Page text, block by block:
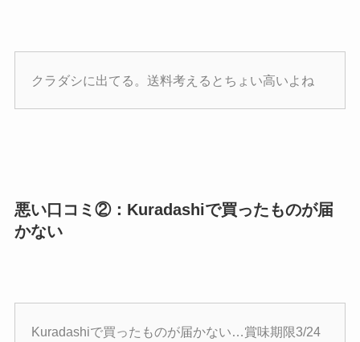
クラダシに出てる。送料考えるとちょい高いよね
悪い口コミ②：Kuradashiで買ったものが届
かない
Kuradashiで買ったものが届かない…賞味期限3/24